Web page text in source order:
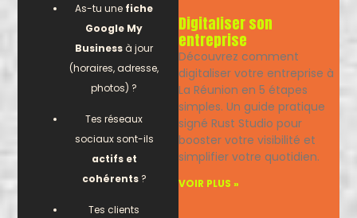
As-tu une fiche
Google My
Businessà jour
(horaires, adresse,
photos) ?
Tes réseaux
actifs et
cohérents?
Tes clients
Digitaliser son
entreprise
Découvrez comment
digitaliser votre entreprise à
La Réunion en 5 étapes
simples. Un guide pratique
signé Rust Studio pour
booster votre visibilité et
simplifier votre quotidien.
VOIR PLUS »